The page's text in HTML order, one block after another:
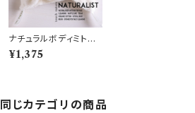
ナチュラルボディミト
ン 麻 (N7)
¥1,375
同じカテゴリの商品